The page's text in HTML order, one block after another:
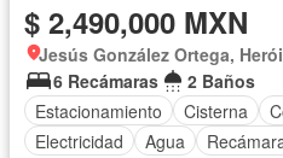
$ 2,490,000 MXN
Jesús González Ortega,
6 Recámaras
2 Baños
Estacionamiento
Cisterna
Electricidad
Agua